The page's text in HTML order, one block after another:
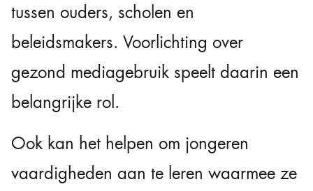
tussen ouders, scholen en
beleidsmakers. Voorlichting over
gezond mediagebruik speelt daarin een
belangrijke rol.
Ook kan het helpen om jongeren
vaardigheden aan te leren waarmee ze